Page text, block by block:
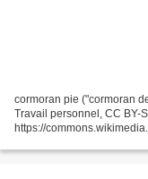
cormoran pie ("cormoran
Travail personnel, CC BY-
https://
terrestres,...